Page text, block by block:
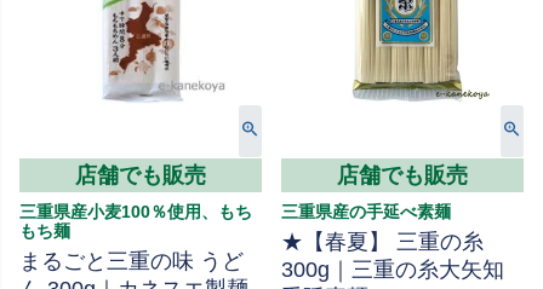
店舗でも販売
三重県産小麦100％使用、もち
もち麺
まるごと三重の味 うど
店舗でも販売
三重県産の手延べ素麺
★【春夏】 三重の糸
300g｜三重の糸大矢知